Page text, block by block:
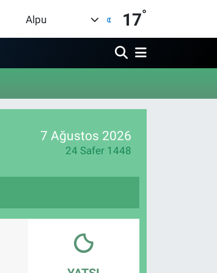
Alpu 17°
7 Ağustos 2026
24 Safer 1448